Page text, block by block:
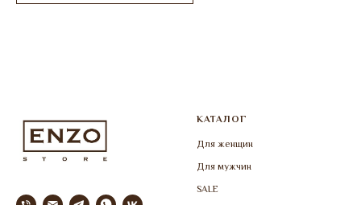
КАТАЛОГ
Для женщин
Для мужчин
SALE